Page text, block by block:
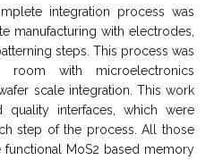
integration process was
manufacturing with electrodes,
steps. This process was
with microelectronics
scale integration. This work
interfaces, which were
step of the process. All those
MoS2 based memory